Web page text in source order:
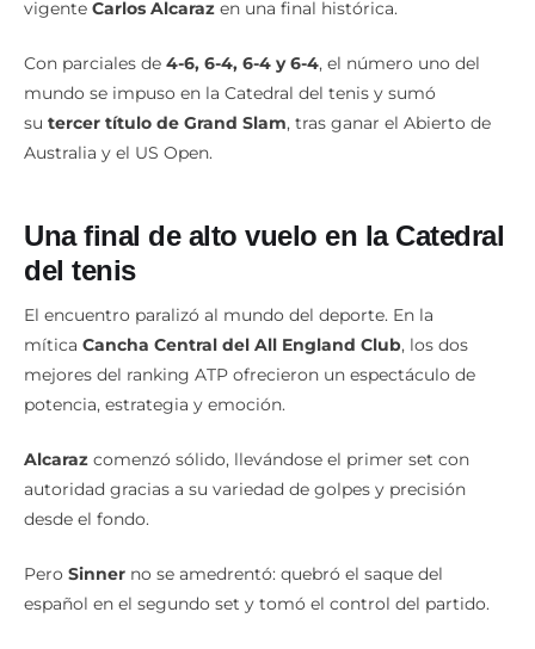
vigente Carlos Alcaraz en una final histórica.
Con parciales de 4-6, 6-4, 6-4 y 6-4, el número uno del
mundo se impuso en la Catedral del tenis y sumó
su tercer título de Grand Slam, tras ganar el Abierto de
Australia y el US Open.
Una final de alto vuelo en la Catedral
del tenis
El encuentro paralizó al mundo del deporte. En la
mítica Cancha Central del All England Club, los dos
mejores del ranking ATP ofrecieron un espectáculo de
potencia, estrategia y emoción.
Alcaraz comenzó sólido, llevándose el primer set con
autoridad gracias a su variedad de golpes y precisión
desde el fondo.
Pero Sinner no se amedrentó: quebró el saque del
español en el segundo set y tomó el control del partido.